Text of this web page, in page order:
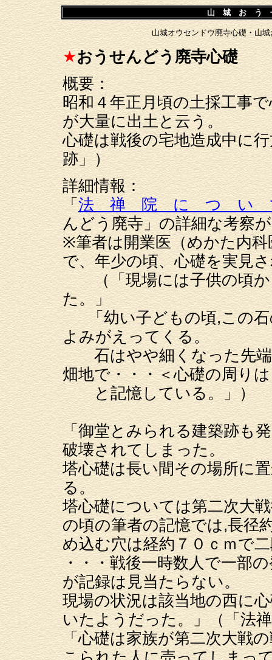
山 城 お う
山城オウセンドウ廃寺心礎・山
★おうせんどう廃寺心礎
概要：
昭和４年正月頃の土採工事
が大量に出土と云う。
心礎は戦後の宅地造成中に
跡」）
詳細情報：
「法 禅 院 に つ い
んどう廃寺」の詳細な考察
※筆者は開業医（めかた内
で、年少の頃、心礎を実見
（「現場には子供の頃か
た。」
「幼い子どもの頃,この石
よみがえってくる。
石はやや細くなった先端
畑地で・・・＜心礎の周り
と記憶している。」）
「御堂とみられる建築跡も
破壊されてしまった。
塔心礎は長い間その場所に
る。
塔心礎については第二次大
の頃の筆者の記憶では,長径
め込む穴は経約７０ｃｍで
・・・戦後一時数人で一部
が記録は見当たらない。
現場の状況は該当地の西に
いたようだった。」（「法
「心礎は家族が第二次大戦